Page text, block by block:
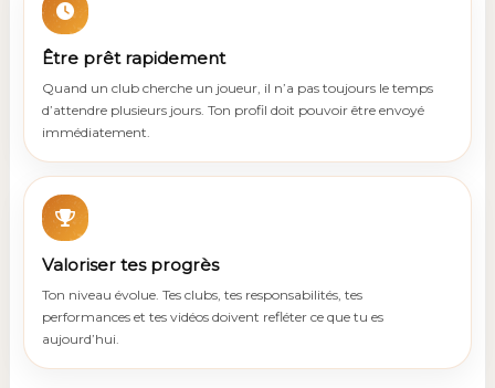
Être prêt rapidement
Quand un club cherche un joueur, il n’a pas toujours le temps
d’attendre plusieurs jours. Ton profil doit pouvoir être envoyé
immédiatement.
Valoriser tes progrès
Ton niveau évolue. Tes clubs, tes responsabilités, tes
performances et tes vidéos doivent refléter ce que tu es
aujourd’hui.